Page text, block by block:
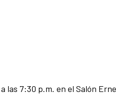
las 7:30 p.m. en el Salón